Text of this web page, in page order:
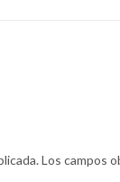
Los campos